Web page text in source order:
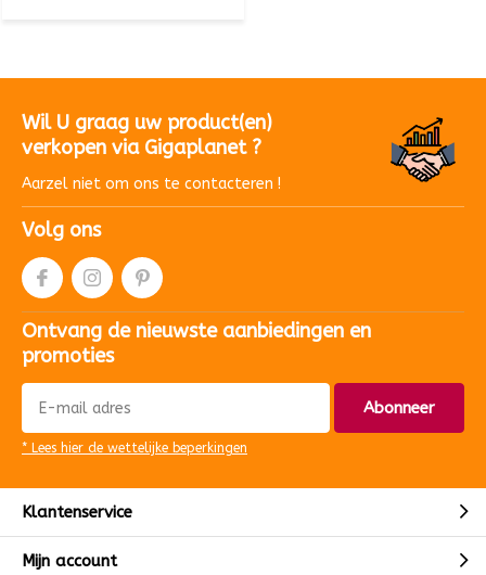
Wil U graag uw product(en)
verkopen via Gigaplanet ?
Aarzel niet om ons te contacteren !
Volg ons
Ontvang de nieuwste aanbiedingen en
promoties
Abonneer
* Lees hier de wettelijke beperkingen
Klantenservice
Mijn account